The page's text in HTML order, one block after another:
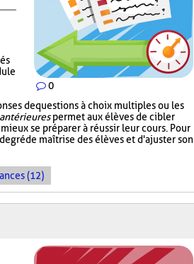
0
de questions à choix multiples ou les
permet aux élèves de cibler
se préparer à réussir leur cours. Pour
de maîtrise des élèves et d'ajuster son
(12)